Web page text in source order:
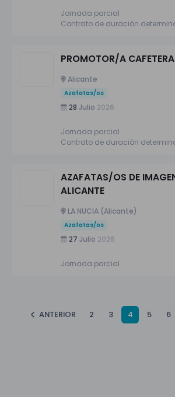
Jornada parcial
Contrato de duración
PROMOTOR/A
Alicante
Azafatas/os
28 Julio 2026
Jornada parcial
Contrato de duración
AZAFATAS/OS DE
ALICANTE
LA NUCIA (Alicante)
Azafatas/os
27 Julio 2026
Jornada parcial
ANTERIOR 2 3 4 5 6